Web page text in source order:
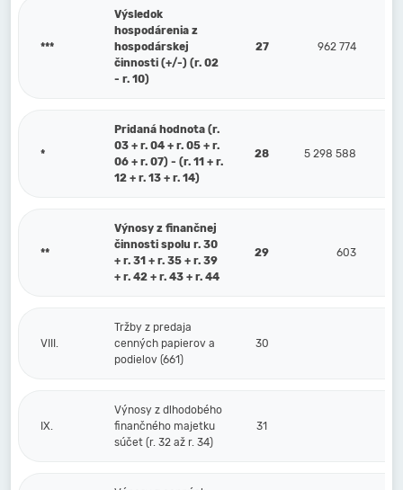
***
Výsledok
hospodárenia z
hospodárskej
činnosti (+/-) (r. 02
- r. 10)
27 962 774
*
Pridaná hodnota (r.
03 + r. 04 + r. 05 + r.
06 + r. 07) - (r. 11 + r.
12 + r. 13 + r. 14)
28 5 298 588
**
Výnosy z finančnej
činnosti spolu r. 30
+ r. 31 + r. 35 + r. 39
+ r. 42 + r. 43 + r. 44
29 603
VIII.
Tržby z predaja
cenných papierov a
podielov (661)
30
IX.
Výnosy z dlhodobého
finančného majetku
súčet (r. 32 až r. 34)
31